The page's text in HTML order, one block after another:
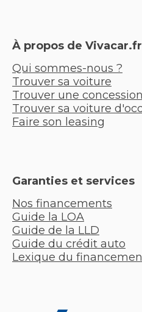
À propos de Vivacar.fr
Qui sommes-nous ?
Trouver sa voiture
Trouver une concession
Trouver sa voiture
Faire son leasing
Garanties et services
Nos financements
Guide la LOA
Guide de la LLD
Guide du crédit auto
Lexique du